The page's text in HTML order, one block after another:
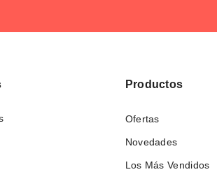
Productos
Ofertas
Novedades
Los Más Vendidos